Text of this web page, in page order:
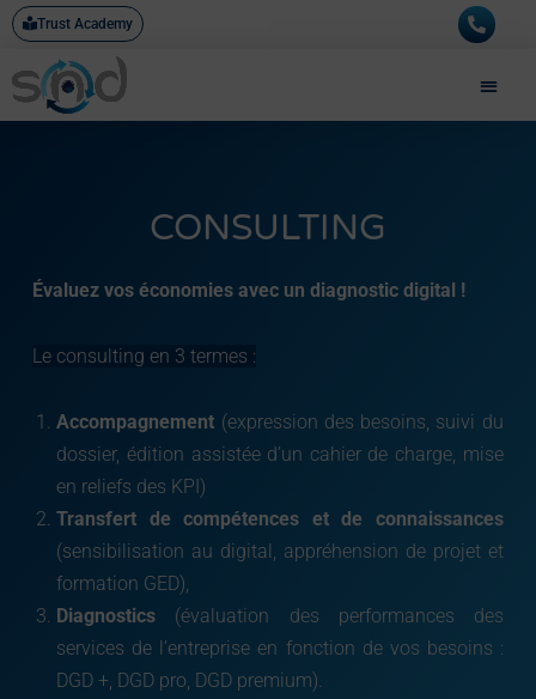
Aller
au
contenu
Trust Academy
CONSULTING
Évaluez vos économies avec un diagnostic digital !
Le consulting en 3 termes :
Accompagnement (expression des besoins, suivi du
dossier, édition assistée d’un cahier de charge, mise
en reliefs des KPI)
Transfert de compétences et de connaissances
(sensibilisation au digital, appréhension de projet et
formation GED),
Diagnostics (évaluation des performances des
services de l’entreprise en fonction de vos besoins :
DGD +, DGD pro, DGD premium).